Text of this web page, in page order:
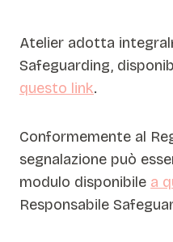
Atelier adotta
Safeguarding,
questo link.
Conformemente al
segnalazione può
modulo disponibile a
Responsabile